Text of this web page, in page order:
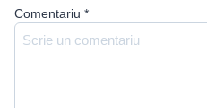
Comentariu *